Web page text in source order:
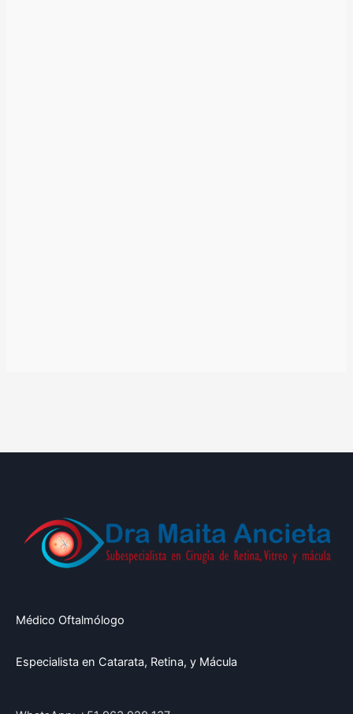
Médico Oftalmólogo
Especialista en Catarata, Retina, y Mácula